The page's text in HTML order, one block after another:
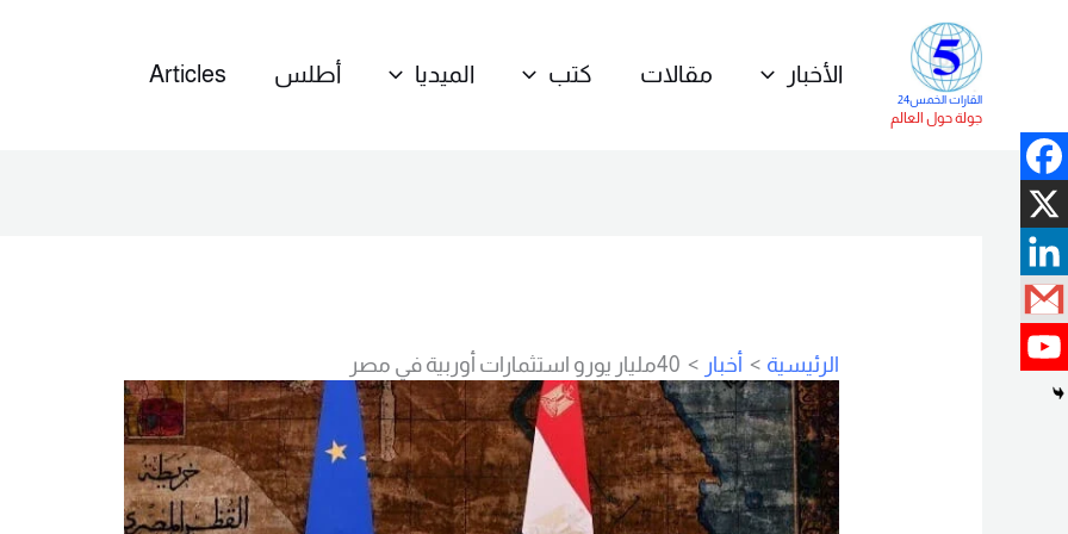
القارات الخمس24
جولة حول العالم
الأخبار مقالات كتب الميديا أطلس Articles
الرئيسية أخبار 40مليار يورو استثمارات أوربية في مصر